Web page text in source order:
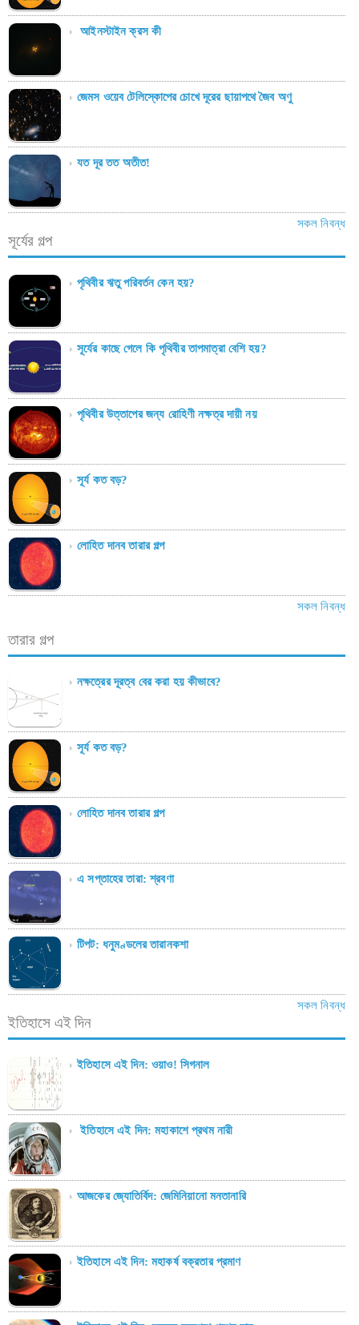
আইনস্টাইন ক্রস কী
জেমস ওয়েব টেলিস্কোপের চোখে দূরের ছায়াপথে জৈব অণু
যত দূর তত অতীত!
সকল নিবন্ধ
সূর্যের গল্প
পৃথিবীর ঋতু পরিবর্তন কেন হয়?
সূর্যের কাছে গেলে কি পৃথিবীর তাপমাত্রা বেশি হয়?
পৃথিবীর উত্তাপের জন্য রোহিণী নক্ষত্র দায়ী নয়
সূর্য কত বড়?
লোহিত দানব তারার গল্প
সকল নিবন্ধ
তারার গল্প
নক্ষত্রের দূরত্ব বের করা হয় কীভাবে?
সূর্য কত বড়?
লোহিত দানব তারার গল্প
এ সপ্তাহের তারা: শ্রবণা
টিপট: ধনুমণ্ডলের তারানকশা
সকল নিবন্ধ
ইতিহাসে এই দিন
ইতিহাসে এই দিন: ওয়াও! সিগনাল
ইতিহাসে এই দিন: মহাকাশে প্রথম নারী
আজকের জ্যোতির্বিদ: জেমিনিয়ানো মনতানারি
ইতিহাসে এই দিন: মহাকর্ষ বক্রতার প্রমাণ